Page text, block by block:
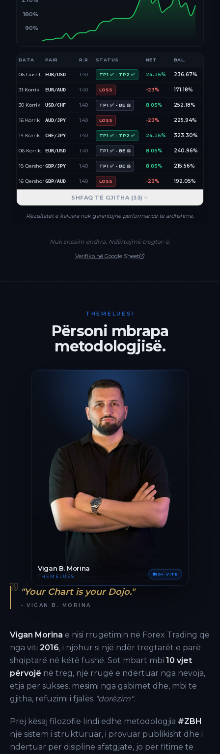
90%
180%
DATA PAIR R:R STATUS NET BAL.
06 Gusht EUR/USD 1.40 TP1 ✅ - TP2 ✅ 24.15% 236.67%
31 Korrik EUR/AUD 1.40 LOSS -23% 171.18%
30 Korrik USD/CHF 1.40 TP1 ✅ - BE ⚖️ 8.05% 252.18%
16 Korrik AUD/JPY 1.40 LOSS -23% 225.94%
14 Korrik CHF/JPY 1.40 TP1 ✅ - TP2 ✅ 24.15% 323.30%
06 Korrik EUR/USD 1.40 TP1 ✅ - BE ⚖️ 8.05% 240.96%
18 QershorGBP/JPY 1.40 TP1 ✅ - BE ⚖️ 8.05% 215.56%
16 QershorGBP/AUD 1.40 LOSS -23% 192.05%
SHFAQ TË GJITHA (33)
Rezultatet e kaluara nuk garantojnë performancë të ardhshme.
Nuk shesim ëndrra. Ndërtojmë tregtar-ë.
Verifiko në Google Sheet
THEMELUESI
Përsoni mbrapa
metodologjisë.
Vigan B. Morina
THEMELUES 10+ VITE
"Your Chart is your Dojo."
- VIGAN B. MORINA
Vigan Morina e nisi rrugëtimin në Forex Trading që
nga viti 2016, i njohur si një ndër tregtarët e parë
shqiptarë në këtë fushë. Sot mbart mbi 10 vjet
përvojë në treg, një rrugë e ndërtuar nga nevoja,
etja për sukses, mësimi nga gabimet dhe, mbi të
gjitha, refuzimi i fjalës "dorëzim".
Prej kësaj filozofie lindi edhe metodologjia #ZBH
një sistem i strukturuar, i provuar publikisht dhe i
ndërtuar për disiplinë afatgjate, jo për fitime të